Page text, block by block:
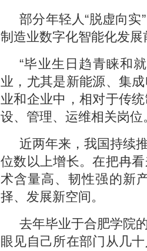
部分年轻人“脱虚向
制造业数字化智能化发展
“毕业生日趋青睐和
业，尤其是新能源、集
业和企业中，相对于传
设、管理、运维相关岗位
近两年来，我国持续
位数以上增长。在把冉
术含量高、韧性强的新
择、发展新空间。
去年毕业于合肥学院
眼见自己所在部门从几